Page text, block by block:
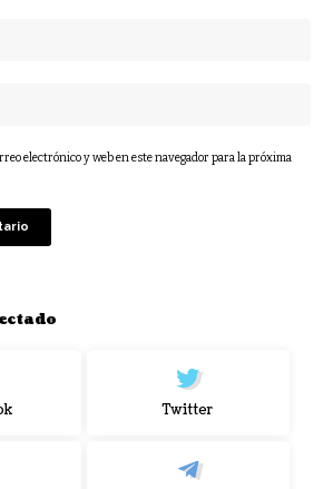
electrónico y web en este navegador para la próxima
Twitter